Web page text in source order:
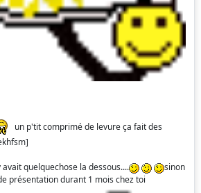
un p'tit comprimé de levure ça fait des
avait quelquechose la dessous....
sinon
présentation durant 1 mois chez toi